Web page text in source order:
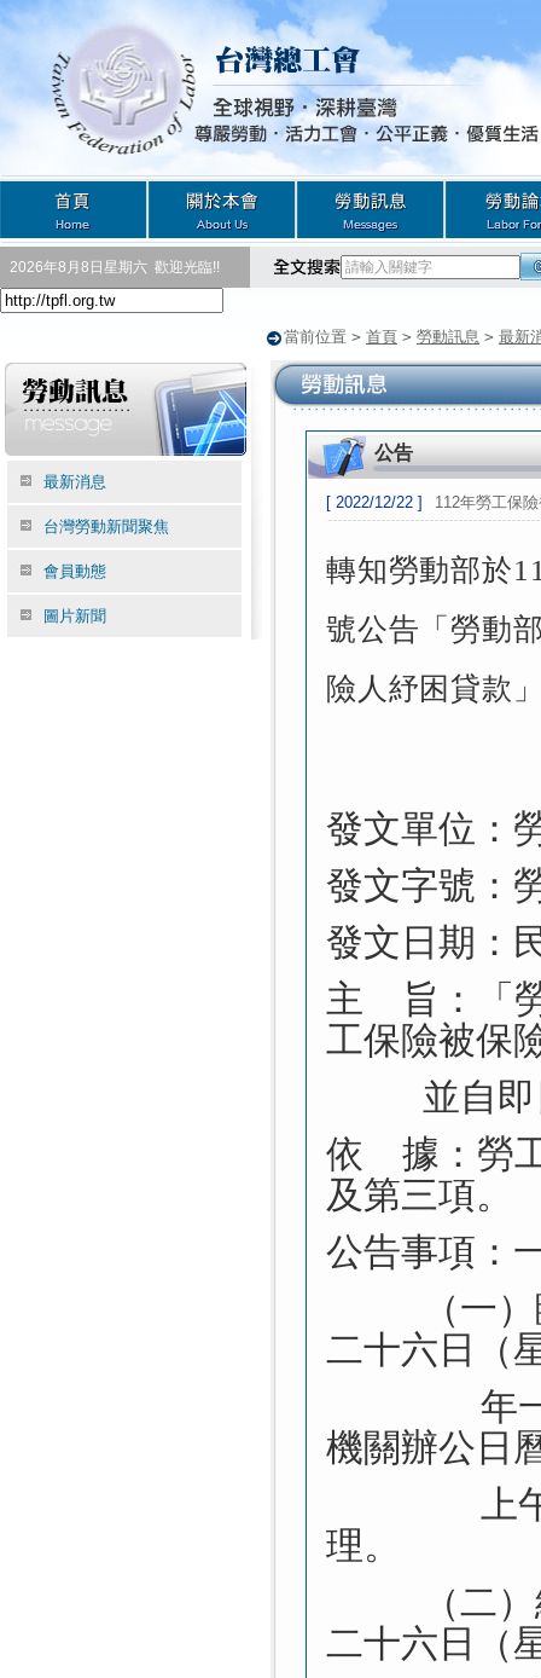
2026年8月8日星期六 歡迎光臨!!
當前位置 > 首頁 > 勞動訊息 > 最新
最新消息
台灣勞動新聞聚焦
會員動態
圖片新聞
公告
[ 2022/12/22 ] 112年勞工保
轉知勞動部於
號公告「勞動
險人紓困貸款
發文單位：
發文字號：
發文日期：
主
旨：「
工保險被保
並自
依
據：勞
及第三項。
公告事項：
（一
二十六日（
年
機關辦公日
上
理。
（二
二十六日（